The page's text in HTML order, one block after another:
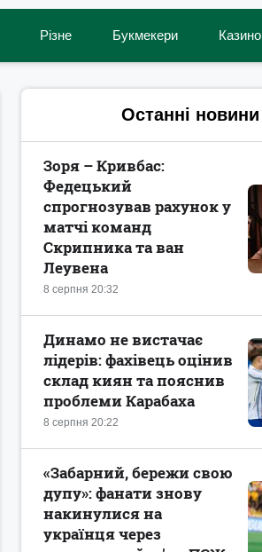
Різне Букмекери Казино
Останні новини
8 серпня 20:32
Зоря – Кривбас:
Федецький
спрогнозував рахунок у
матчі команд
Скрипника та ван
Леувена
8 серпня 20:22
Динамо не вистачає
лідерів: фахівець оцінив
склад киян та пояснив
проблеми Карабаха
«Забарний, бережи свою
дупу»: фанати знову
накинулися на
українця через